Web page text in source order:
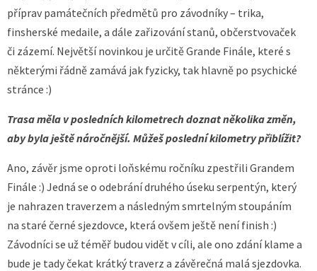
příprav památečních předmětů pro závodníky – trika,
finsherské medaile, a dále zařizování stanů, občerstvovaček
či zázemí. Největší novinkou je určitě Grande Finále, které s
některými řádně zamává jak fyzicky, tak hlavně po psychické
stránce :)
Trasa měla v posledních kilometrech doznat několika změn,
aby byla ještě náročnější. Můžeš poslední kilometry přiblížit?
Ano, závěr jsme oproti loňskému ročníku zpestřili Grandem
Finále :) Jedná se o odebrání druhého úseku serpentýn, který
je nahrazen traverzem a následným smrtelným stoupáním
na staré černé sjezdovce, která ovšem ještě není finish :)
Závodníci se už téměř budou vidět v cíli, ale ono zdání klame a
bude je tady čekat krátký traverz a závěrečná malá sjezdovka.